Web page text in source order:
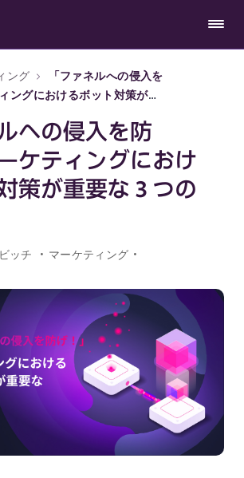
ング
「ファネルへの侵入を
ングにおけるボット対策が重
への侵入を防
ケティングにおけ
策が重要な３つの
ッチ
マーケティング